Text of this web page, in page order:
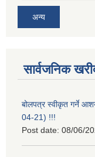
अन्य
सार्वजनिक
बोलपत्र स्वीकृत गर्ने
04-21) !!!
Post date: 08/06/